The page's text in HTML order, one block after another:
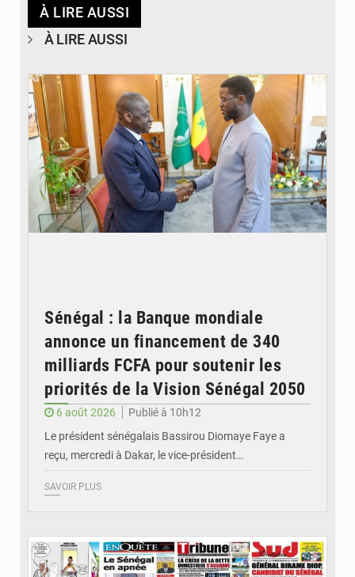
À LIRE AUSSI
À LIRE AUSSI
Sénégal : la Banque mondiale
annonce un financement de 340
milliards FCFA pour soutenir les
priorités de la Vision Sénégal 2050
6 août 2026
Publié à 10h12
Le président sénégalais Bassirou Diomaye Faye a
reçu, mercredi à Dakar, le vice-président…
SAVOIR PLUS